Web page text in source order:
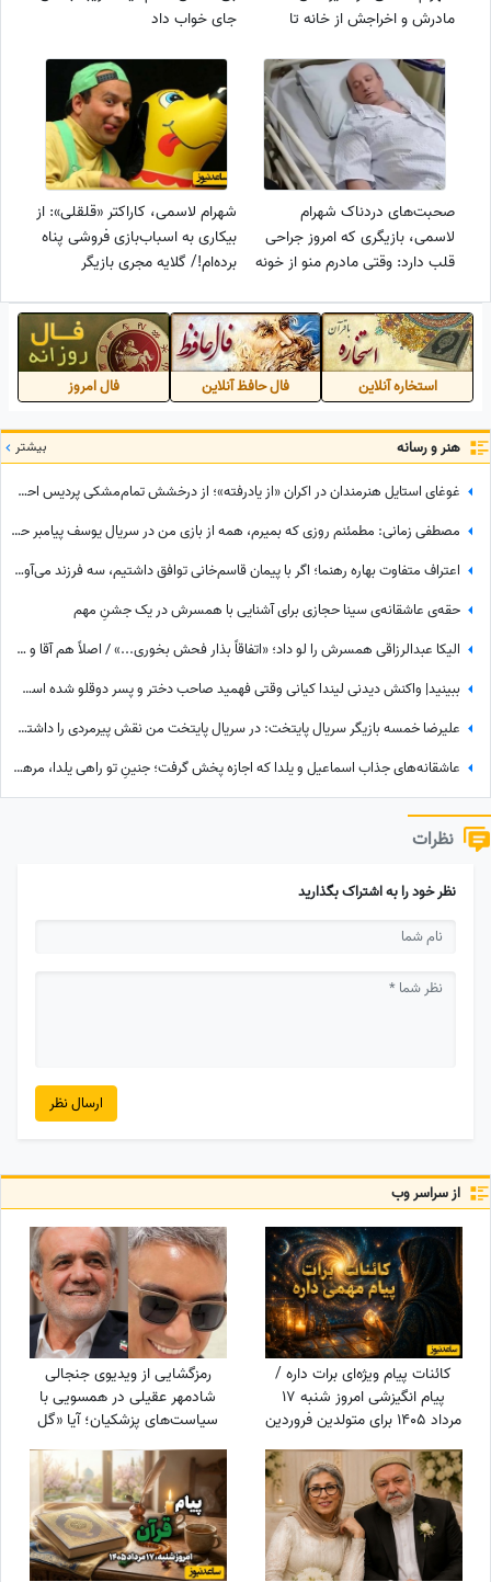
مادرش و اخراجش از خانه تا
23 سالگی
جای خواب داد
صحبت‌های دردناک شهرام
لاسمی، بازیگری که امروز جراحی
قلب دارد: وقتی مادرم منو از خونه
دوستم میخوابیدم!
شهرام لاسمی، کاراکتر «قلقلی»: از
بیکاری به اسباب‌بازی فروشی پناه
برده‌ام!/ گلایه مجری بازیگر
خانه‌نشینی هنرمندان قدیمی
استخاره آنلاین فال حافظ آنلاین فال امروز
هنر و رسانه بیشتر
غوغای استایل هنرمندان در اکران «از یادرفته»؛ از درخشش تمام‌مشکی پردیس احمدیه و آزیتا حاجیان تا تیپ اسپورت سینا مهراد و مجید مظفری
مصطفی زمانی: مطمئنم روزی که بمیرم، همه از بازی من در سریال یوسف پیامبر حرف می‌زنند... +ویدیو
اعتراف متفاوت بهاره رهنما؛ اگر با پیمان قاسم‌خانی توافق داشتیم، سه فرزند می‌آوردم/ تصمیم تازه برای ازدواج
حقه‌ی عاشقانه‌ی سینا حجازی برای آشنایی با همسرش در یک جشنِ مهم
الیکا عبدالرزاقی همسرش را لو داد؛ «اتفاقاً بذار فحش بخوری...» / اصلاً هم آقا و متشخص نیست!
ببینید| واکنش دیدنی لیندا کیانی وقتی فهمید صاحب دختر و پسر دوقلو شده است؛ حس عجیبی داشتم چون فهمیدم پسرم یه...
علیرضا خمسه بازیگر سریال پایتخت: در سریال پایتخت من نقش پیرمردی را داشتم که هیچ دیالوگی نداشت! پنجعلی از طریق نگاهش با مردم حرف می زد
عاشقانه‌های جذاب اسماعیل و یلدا که اجازه پخش گرفت؛ جنینِ تو راهی یلدا، مرهم زخم‌های سینا مهراد شد!
نظرات
نظر خود را به اشتراک بگذارید
ارسال نظر
از سراسر وب
کائنات پیام ویژه‌ای برات داره /
پیام انگیزشی امروز شنبه 17
مرداد 1405 برای متولدین فروردین
تا اسفند: امروز با حفظ تمرکز و
پشتکار، یک گام دیگر به
خواسته‌هایتان نزدیک می‌شوید +
ویدئو
رمزگشایی از ویدیوی جنجالی
شادمهر عقیلی در همسویی با
سیاست‌های پزشکیان؛ آیا «گل
یاس» بلیت برگشت به خانه
است؟